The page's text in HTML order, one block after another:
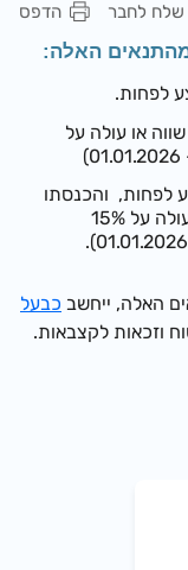
הדפס לחבר
האלה:​
או עולה על
לפחות, והכנסתו
החודשית הממוצעת ממשלח ידו שווה או עולה על 15%
.
האלה, ייחשבכבעל
וזכאות לקצבאות.